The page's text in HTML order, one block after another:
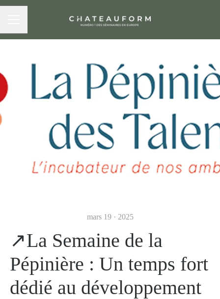
mars 19 · 2025
↗️La Semaine de la
Pépinière : Un temps fort
dédié au développement